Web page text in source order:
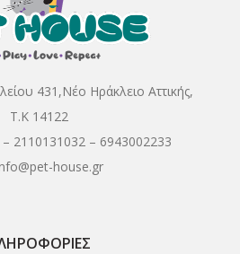
431,Νέο Ηράκλειο Αττικής,
Τ.Κ 14122
– 2110131032 – 6943002233
house.gr